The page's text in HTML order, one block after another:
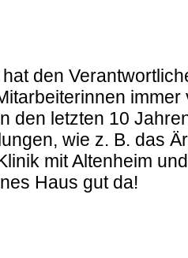
den
den letzten 10
wie z. B. das
mit Altenheim
Haus gut da!